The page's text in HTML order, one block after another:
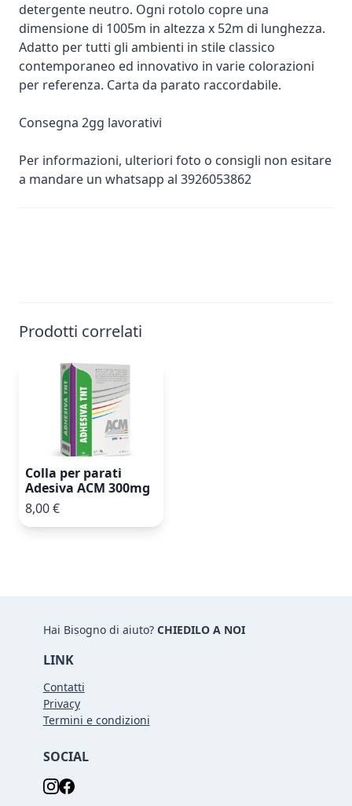
detergente neutro. Ogni rotolo copre una
dimensione di 1005m in altezza x 52m di lunghezza.
Adatto per tutti gli ambienti in stile classico
contemporaneo ed innovativo in varie colorazioni
per referenza. Carta da parato raccordabile.
Consegna 2gg lavorativi
Per informazioni, ulteriori foto o consigli non esitare
a mandare un whatsapp al 3926053862
Prodotti correlati
Colla per parati
Adesiva ACM 300mg
8,00 €
Hai Bisogno di aiuto? CHIEDILO A NOI
LINK
Contatti
Privacy
Termini e condizioni
SOCIAL